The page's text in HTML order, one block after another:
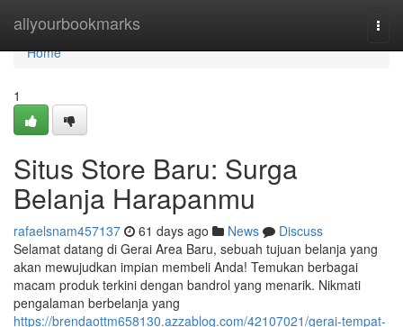
allyourbookmarks
Home
Home
1
Situs Store Baru: Surga
Belanja Harapanmu
rafaelsnam457137 61 days ago News
Discuss
Selamat datang di Gerai Area Baru, sebuah tujuan belanja yang
akan mewujudkan impian membeli Anda! Temukan berbagai
macam produk terkini dengan bandrol yang menarik. Nikmati
pengalaman berbelanja yang
https://brendaottm658130.azzablog.com/42107021/gerai-tempat-